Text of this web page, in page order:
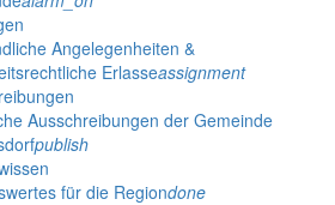
Angelegenheiten &
Erlasseassignment
Ausschreibungen der Gemeinde
publish
für die Regiondone